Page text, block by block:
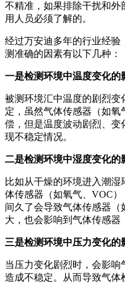
不精准，如果排除干扰和外
用人员必须了解的。
经过万安迪多年的行业经验
测准确的因素有以下几种：
一是检测环境中温度变化的
被测环境汇中温度的剧烈
定，虽然气体传感器（如
偿，但是温度波动剧烈、变
现不稳定情况。
二是检测环境中湿度变化的
比如从干燥的环境进入潮
体传感器（如氧气、VOC
间久了会导致气体传感器
大，也会影响到气体传感器
三是检测环境中压力变化的
当压力变化剧烈时，会影响
造成不稳定。从而导致气体